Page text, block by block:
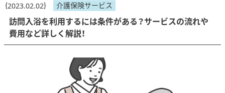
｛2023.02.02｝ 介護保険サービス
訪問入浴を利用するには条件がある？サービスの流れや
費用など詳しく解説！